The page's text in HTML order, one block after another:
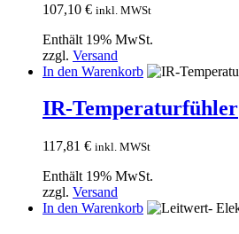
107,10 € inkl. MWSt
Enthält 19% MwSt.
zzgl. Versand
In den Warenkorb
IR-Temperaturfühler
117,81 € inkl. MWSt
Enthält 19% MwSt.
zzgl. Versand
In den Warenkorb